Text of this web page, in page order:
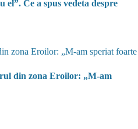
Ce a spus vedeta despre
din zona Eroilor: „M-am